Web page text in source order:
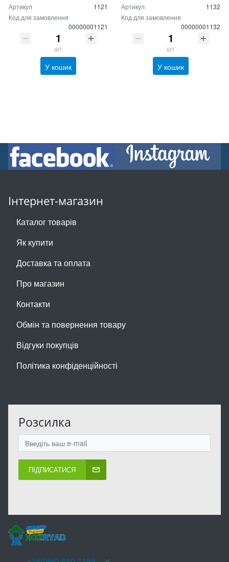
Артикул
1121
Код для замовлення
00000001121
шт
У кошик
Артикул
1132
Код для замовлення
00000001132
шт
У кошик
Інтернет-магазин
Каталог товарів
Як купити
Доставка та оплата
Про магазин
Контакти
Обмін та повернення товару
Відгуки покупців
Політика конфіденційності
Розсилка
ПІДПИСАТИСЯ